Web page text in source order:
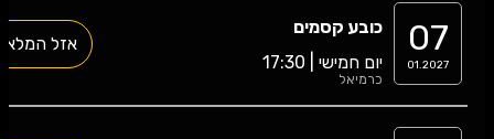
07
01.2027
כובע קסמים
יום חמישי | 17:30
כרמיאל
אזל המלאי